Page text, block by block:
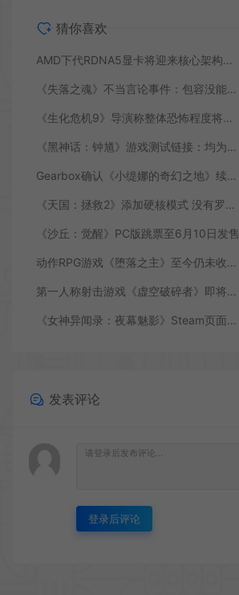
猜你喜欢
AMD下代RDNA5显卡将迎来核心架构大幅升级
《失落之魂》不当言论事件：包容没能消解过激言论
《生化危机9》导演称整体恐怖程度将进一步提升
《黑神话：钟馗》游戏测试链接：均为骗子
Gearbox确认《小缇娜的奇幻之地》续作正在开发中
《天国：拯救2》添加硬核模式 没有罗盘和快速旅行
《沙丘：觉醒》PC版跳票至6月10日发售
动作RPG游戏《堕落之主》至今仍未收回成本
第一人称射击游戏《虚空破碎者》即将多平台上线
《女神异闻录：夜幕魅影》Steam页面上线
发表评论
登录后评论